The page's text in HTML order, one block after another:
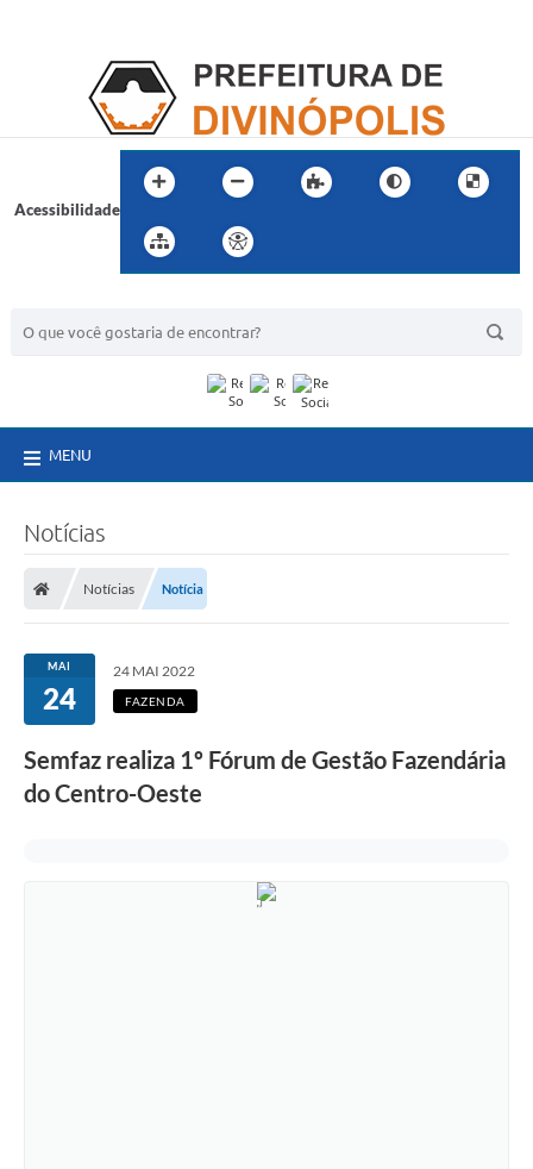
Acessibilidade
MENU
Notícias
Notícias Notícia
MAI
24
24 MAI 2022
FAZENDA
Semfaz realiza 1º Fórum de Gestão Fazendária
do Centro-Oeste